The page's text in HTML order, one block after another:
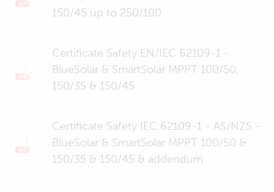
150/45 up to 250/100
Certificate Safety EN/IEC 62109-1 -
BlueSolar & SmartSolar MPPT 100/50,
150/35 & 150/45
Certificate Safety IEC 62109-1 - AS/NZS -
BlueSolar & SmartSolar MPPT 100/50 &
150/35 & 150/45 & addendum